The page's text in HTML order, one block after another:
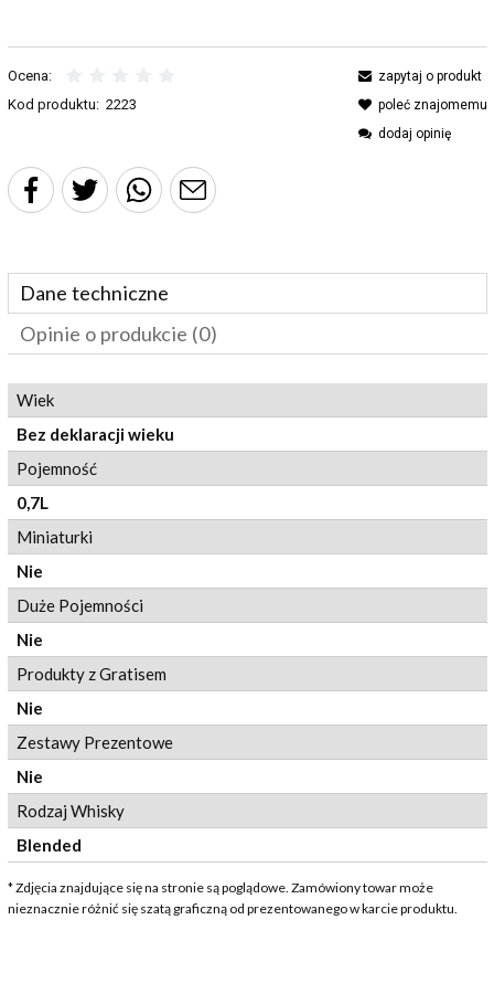
Ocena:
Kod produktu: 2223
zapytaj o produkt
poleć znajomemu
dodaj opinię
Dane techniczne
Opinie o produkcie (0)
Wiek
Bez deklaracji wieku
Pojemność
0,7L
Miniaturki
Nie
Duże Pojemności
Nie
Produkty z Gratisem
Nie
Zestawy Prezentowe
Nie
Rodzaj Whisky
Blended
* Zdjęcia znajdujące się na stronie są poglądowe. Zamówiony towar może
nieznacznie różnić się szatą graficzną od prezentowanego w karcie produktu.